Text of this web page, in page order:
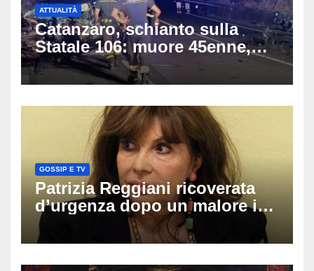
ATTUALITÀ
Catanzaro, schianto sulla
Statale 106: muore 45enne,
coinvolti un’auto, un suv e
una moto
GOSSIP E TV
Patrizia Reggiani ricoverata
d’urgenza dopo un malore in
vacanza: come sta oggi l’ex
Lady Gucci